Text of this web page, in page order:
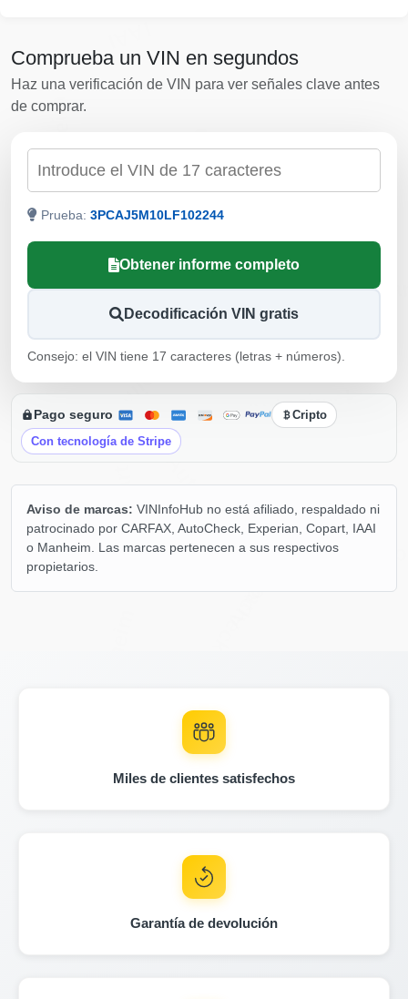
Manheim
IAAI
Manheim
Manheim
IAAI
IAAI
Autocheck
Autocheck
Copart Autocheck
Autocheck
Autocheck
IAAIIAAI
Comprueba un VIN en segundos
Haz una verificación de VIN para ver señales clave antes
de comprar.
Prueba: 3PCAJ5M10LF102244
Obtener informe completo
Decodificación VIN gratis
Consejo: el VIN tiene 17 caracteres (letras + números).
Pago seguro
Cripto
Con tecnología de Stripe
Aviso de marcas: VINInfoHub no está afiliado, respaldado ni
patrocinado por CARFAX, AutoCheck, Experian, Copart, IAAI
o Manheim. Las marcas pertenecen a sus respectivos
propietarios.
Miles de clientes satisfechos
Garantía de devolución